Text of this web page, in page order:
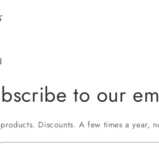
to our
Discounts. A few times a year,